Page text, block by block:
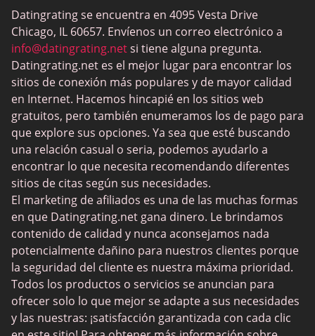
MeetMindful
Citas BDSM
BBPeopleMeet
Sitios Sugar Daddy
JPeopleMeet
Trans Dating
Sitios de citas para personas mayores
MyLOL
Citas gay
Citas lesbianas
Sitios de citas negras
SugarDaddyMeet
LatinAmericanCupid
Datingrating se encuentra en 4095 Vesta Drive
Chicago, IL 60657. Envíenos un correo electrónico a
info@datingrating.netsi tiene alguna pregunta.
Datingrating.net es el mejor lugar para encontrar los
sitios de conexión más populares y de mayor calidad
en Internet. Hacemos hincapié en los sitios web
gratuitos, pero también enumeramos los de pago para
que explore sus opciones. Ya sea que esté buscando
una relación casual o seria, podemos ayudarlo a
encontrar lo que necesita recomendando diferentes
sitios de citas según sus necesidades.
El marketing de afiliados es una de las muchas formas
en que Datingrating.net gana dinero. Le brindamos
contenido de calidad y nunca aconsejamos nada
potencialmente dañino para nuestros clientes porque
la seguridad del cliente es nuestra máxima prioridad.
Todos los productos o servicios se anuncian para
ofrecer solo lo que mejor se adapte a sus necesidades
y las nuestras: ¡satisfacción garantizada con cada clic